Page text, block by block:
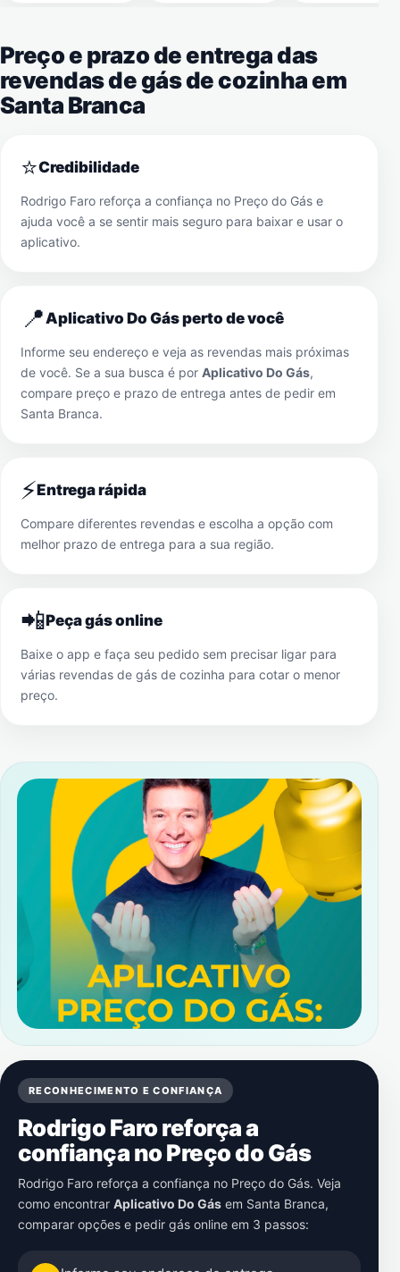
Preço e prazo de entrega das
revendas de gás de cozinha em
Santa Branca
⭐Credibilidade
Rodrigo Faro reforça a confiança no Preço do Gás e
ajuda você a se sentir mais seguro para baixar e usar o
aplicativo.
📍Aplicativo Do Gás perto de você
Informe seu endereço e veja as revendas mais próximas
de você. Se a sua busca é por Aplicativo Do Gás,
compare preço e prazo de entrega antes de pedir em
Santa Branca.
⚡Entrega rápida
Compare diferentes revendas e escolha a opção com
melhor prazo de entrega para a sua região.
📲Peça gás online
Baixe o app e faça seu pedido sem precisar ligar para
várias revendas de gás de cozinha para cotar o menor
preço.
RECONHECIMENTO E CONFIANÇA
Rodrigo Faro reforça a
confiança no Preço do Gás
Rodrigo Faro reforça a confiança no Preço do Gás. Veja
como encontrar Aplicativo Do Gás em Santa Branca,
comparar opções e pedir gás online em 3 passos: